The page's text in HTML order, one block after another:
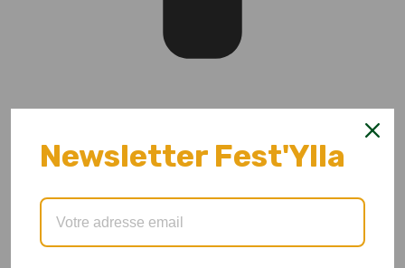
Newsletter Fest'Ylla